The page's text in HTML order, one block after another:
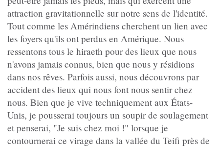
attraction gravitationnelle sur notre sens de l'identité.
Tout comme les Amérindiens cherchent un lien avec
les foyers qu'ils ont perdus en Amérique. Nous
ressentons tous le hiraeth pour des lieux que nous
n'avons jamais connus, bien que nous y résidions
dans nos rêves. Parfois aussi, nous découvrons par
accident des lieux qui nous font nous sentir chez
nous. Bien que je vive techniquement aux États-
Unis, je pousserai toujours un soupir de soulagement
et penserai, "Je suis chez moi !" lorsque je
contournerai ce virage dans la vallée du Teifi près de